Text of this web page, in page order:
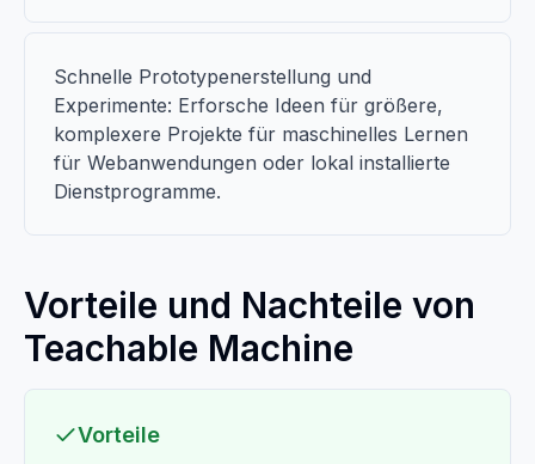
Schnelle Prototypenerstellung und
Experimente: Erforsche Ideen für größere,
komplexere Projekte für maschinelles Lernen
für Webanwendungen oder lokal installierte
Dienstprogramme.
Vorteile und Nachteile von
Teachable Machine
Vorteile